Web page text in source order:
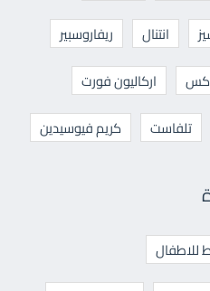
انتنال
ريفاروسبير
اركاليون فورت
تلفاست كريم فيوسيدين
للاطفال